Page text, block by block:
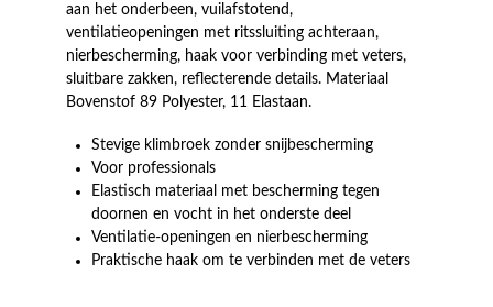
aan het onderbeen, vuilafstotend,
ventilatieopeningen met ritssluiting achteraan,
nierbescherming, haak voor verbinding met veters,
sluitbare zakken, reflecterende details. Materiaal
Bovenstof 89 Polyester, 11 Elastaan.
Stevige klimbroek zonder snijbescherming
Voor professionals
Elastisch materiaal met bescherming tegen
doornen en vocht in het onderste deel
Ventilatie-openingen en nierbescherming
Praktische haak om te verbinden met de veters